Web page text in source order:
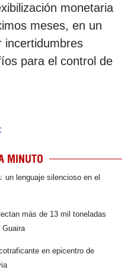
monetaria
meses, en un
incertidumbres
para el control de
MINUTO
un lenguaje silencioso en el
más de 13 mil toneladas
Guaira
en epicentro de